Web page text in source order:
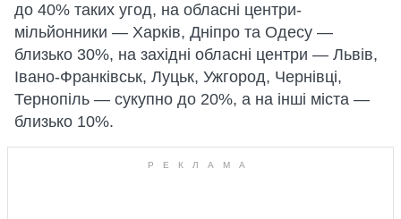
до 40% таких угод, на обласні центри-
мільйонники — Харків, Дніпро та Одесу —
близько 30%, на західні обласні центри — Львів,
Івано-Франківськ, Луцьк, Ужгород, Чернівці,
Тернопіль — сукупно до 20%, а на інші міста —
близько 10%.